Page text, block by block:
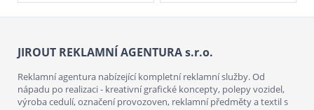
JIROUT REKLAMNÍ AGENTURA s.r.o.
Reklamní agentura nabízející kompletní reklamní služby. Od
nápadu po realizaci - kreativní grafické koncepty, polepy vozidel,
výroba cedulí, označení provozoven, reklamní předměty a textil s